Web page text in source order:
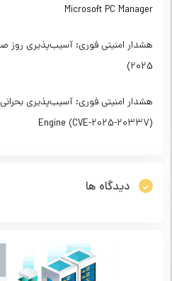
Microsoft PC Manager
هشدار امنیتی فوری: آسیب‌پذیری روز
2025)
Engine (CVE-2025-20337)
دیدگاه ها